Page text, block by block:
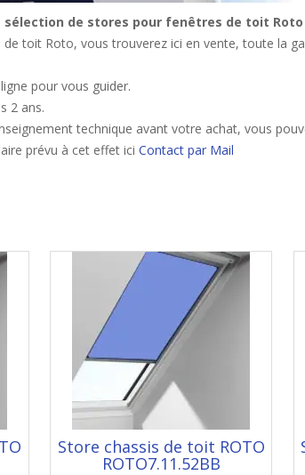
sélection de stores pour fenêtres de toit Roto
toit Roto, vous trouverez ici en vente, toute la
pour vous guider.
2 ans.
technique avant votre achat, vous
prévu à cet effet ici Contact par Mail
Store chassis de toit ROTO
ROTO7.11.52BB